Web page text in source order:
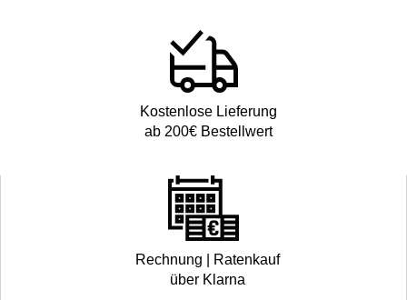
Kostenlose Lieferung
ab 200€ Bestellwert
Rechnung | Ratenkauf
über Klarna